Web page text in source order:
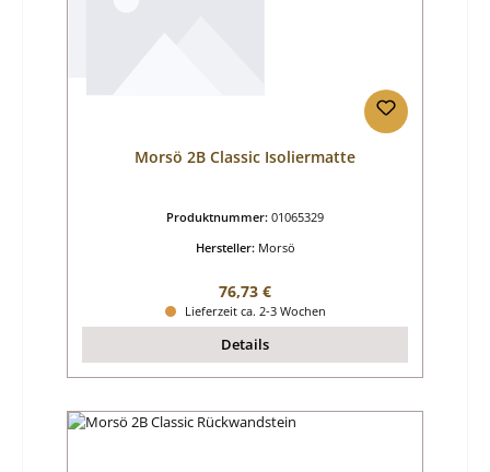
Morsö 2B Classic Isoliermatte
Produktnummer: 01065329
Hersteller: Morsö
Regulärer Preis:
76,73 €
Lieferzeit ca. 2-3 Wochen
Details